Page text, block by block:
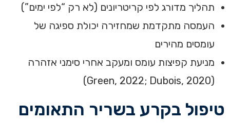
תהליך מדורג לפי קריטריונים (לא רק “לפי ימים”)
העמסה מתקדמת שמחזירה יכולת ספיגה של
עומסים מהירים
מניעת קפיצות עומס ומעקב אחרי סימני אזהרה
(Green, 2022; Dubois, 2020)
טיפול בקרע בשריר התאומים